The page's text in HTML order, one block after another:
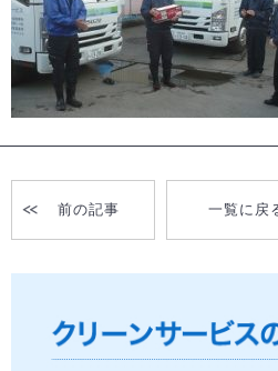
前の記事 一覧に戻